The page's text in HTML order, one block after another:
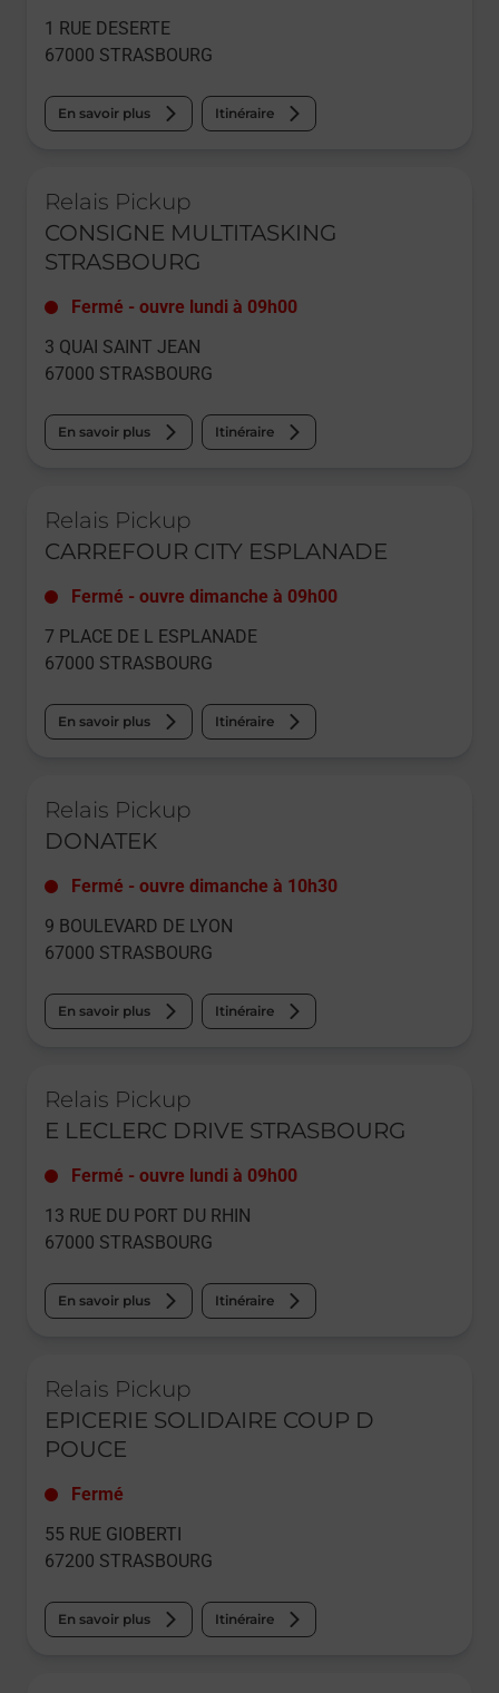
1 RUE DESERTE
67000 STRASBOURG
En savoir plus Itinéraire
Relais Pickup
CONSIGNE MULTITASKING
STRASBOURG
Fermé - ouvre lundi à 09h00
3 QUAI SAINT JEAN
67000 STRASBOURG
En savoir plus Itinéraire
Relais Pickup
CARREFOUR CITY ESPLANADE
Fermé - ouvre dimanche à 09h00
7 PLACE DE L ESPLANADE
67000 STRASBOURG
En savoir plus Itinéraire
Relais Pickup
DONATEK
Fermé - ouvre dimanche à 10h30
9 BOULEVARD DE LYON
67000 STRASBOURG
En savoir plus Itinéraire
Relais Pickup
E LECLERC DRIVE STRASBOURG
Fermé - ouvre lundi à 09h00
13 RUE DU PORT DU RHIN
67000 STRASBOURG
En savoir plus Itinéraire
Relais Pickup
EPICERIE SOLIDAIRE COUP D
POUCE
Fermé
55 RUE GIOBERTI
67200 STRASBOURG
En savoir plus Itinéraire